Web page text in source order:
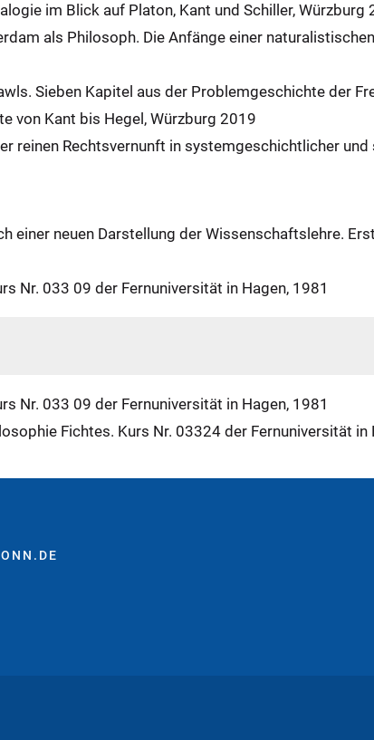
im Blick auf Platon, Kant und Schiller, Würzburg
als Philosoph. Die Anfänge einer
Sieben Kapitel aus der Problemgeschichte der
von Kant bis Hegel, Würzburg 2019
reinen Rechtsvernunft in systemgeschichtlicher
einer neuen Darstellung der Wissenschaftslehre.
Nr. 033 09 der Fernuniversität in Hagen, 1981
Nr. 033 09 der Fernuniversität in Hagen, 1981
Fichtes. Kurs Nr. 03324 der Fernuniversität in